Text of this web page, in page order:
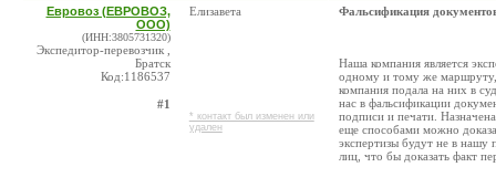
Евровоз (ЕВРОВОЗ,
ООО)
(ИНН:3805731320)
Экспедитор-перевозчик ,
Братск
Код:1186537
#1
Елизавета
* контакт был изменен или
удален
Фальсификация
Наша компания является
одному и тому же маршруту,
компания подала на них в
нас в фальсификации
подписи и печати.
еще способами можно
экспертизы будут не в нашу
лиц, что бы доказать факт